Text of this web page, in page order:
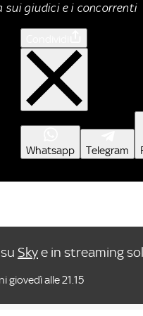
sui giudici e i concorrenti
Whatsapp Telegram
su Skye in streaming
giovedì alle 21.15